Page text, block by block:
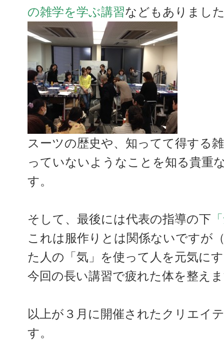
の雑学を学ぶ講習などもありまし
スーツの歴史や、知ってて得する
っていないようなことを知る貴重
す。
そして、最後には代表の指導の下
これは服作りとは関係ないですが
た人の「気」を使って人を元気に
今回の長い講習で疲れた体を整え
以上が３月に開催されたクリエイ
す。